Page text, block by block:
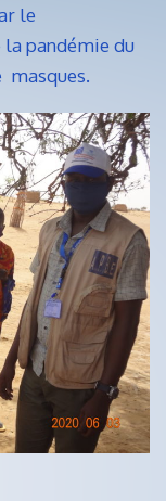
le
pandémie du
masques.